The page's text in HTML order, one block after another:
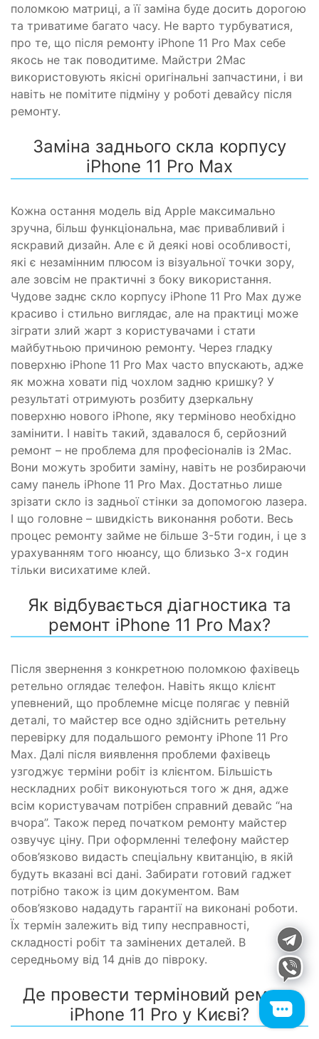
поломкою матриці, а її заміна буде досить дорогою
та триватиме багато часу. Не варто турбуватися,
про те, що після ремонту iPhone 11 Pro Max себе
якось не так поводитиме. Майстри 2Mac
використовують якісні оригінальні запчастини, і ви
навіть не помітите підміну у роботі девайсу після
ремонту.
Заміна заднього скла корпусу
iPhone 11 Pro Max
Кожна остання модель від Apple максимально
зручна, більш функціональна, має привабливий і
яскравий дизайн. Але є й деякі нові особливості,
які є незамінним плюсом із візуальної точки зору,
але зовсім не практичні з боку використання.
Чудове заднє скло корпусу iPhone 11 Pro Max дуже
красиво і стильно виглядає, але на практиці може
зіграти злий жарт з користувачами і стати
майбутньою причиною ремонту. Через гладку
поверхню iPhone 11 Pro Max часто впускають, адже
як можна ховати під чохлом задню кришку? У
результаті отримують розбиту дзеркальну
поверхню нового iPhone, яку терміново необхідно
замінити. І навіть такий, здавалося б, серйозний
ремонт – не проблема для професіоналів із 2Мас.
Вони можуть зробити заміну, навіть не розбираючи
саму панель iPhone 11 Pro Max. Достатньо лише
зрізати скло із задньої стінки за допомогою лазера.
І що головне – швидкість виконання роботи. Весь
процес ремонту займе не більше 3-5ти годин, і це з
урахуванням того нюансу, що близько 3-х годин
тільки висихатиме клей.
Як відбувається діагностика та
ремонт iPhone 11 Pro Max?
Після звернення з конкретною поломкою фахівець
ретельно оглядає телефон. Навіть якщо клієнт
упевнений, що проблемне місце полягає у певній
деталі, то майстер все одно здійснить ретельну
перевірку для подальшого ремонту iPhone 11 Pro
Max. Далі після виявлення проблеми фахівець
узгоджує терміни робіт із клієнтом. Більшість
нескладних робіт виконуються того ж дня, адже
всім користувачам потрібен справний девайс “на
вчора”. Також перед початком ремонту майстер
озвучує ціну. При оформленні телефону майстер
обов’язково видасть спеціальну квитанцію, в якій
будуть вказані всі дані. Забирати готовий гаджет
потрібно також із цим документом. Вам
обов’язково нададуть гарантії на виконані роботи.
Їх термін залежить від типу несправності,
складності робіт та замінених деталей. В
середньому від 14 днів до півроку.
Де провести терміновий ремонт
iPhone 11 Pro у Києві?